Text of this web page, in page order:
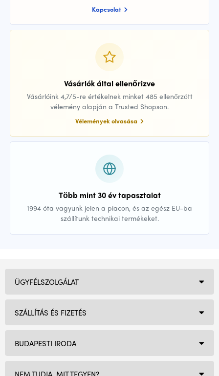
Kapcsolat
Vásárlók által ellenőrizve
Vásárlóink 4,7/5-re értékelnek minket 485 ellenőrzött
vélemény alapján a Trusted Shopson.
Vélemények olvasása
Több mint 30 év tapasztalat
1994 óta vagyunk jelen a piacon, és az egész EU-ba
szállítunk technikai termékeket.
BUDAPESTI IRODA
NEM TUDJA, MIT TEGYEN?
ÜGYFÉLSZOLGÁLAT
SZÁLLÍTÁS ÉS FIZETÉS